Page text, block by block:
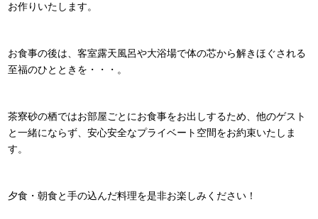
お作りいたします。
お食事の後は、客室露天風呂や大浴場で体の芯から解きほぐされる
至福のひとときを・・・。
茶寮砂の栖ではお部屋ごとにお食事をお出しするため、他のゲスト
と一緒にならず、安心安全なプライベート空間をお約束いたしま
す。
夕食・朝食と手の込んだ料理を是非お楽しみください！